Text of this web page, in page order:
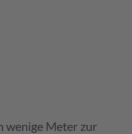
wenige Meter zur